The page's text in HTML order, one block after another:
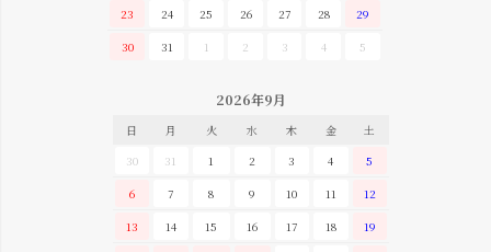
23
24 25 26 27 28
29
30
31 1 2 3 4 5
2026年9月
日 月 火 水 木 金
土
30
31 1 2 3 4
5
6
7 8 9 10 11
12
13
14 15 16 17 18
19